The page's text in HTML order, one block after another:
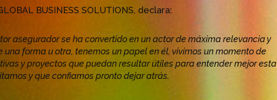
BUSINESS SOLUTIONS, declara:
asegurador se ha convertido en un actor de máxima relevancia y
una forma u otra, tenemos un papel en él, vivimos un momento de
y proyectos que puedan resultar útiles para entender mejor esta
y que confiamos pronto dejar atrás.